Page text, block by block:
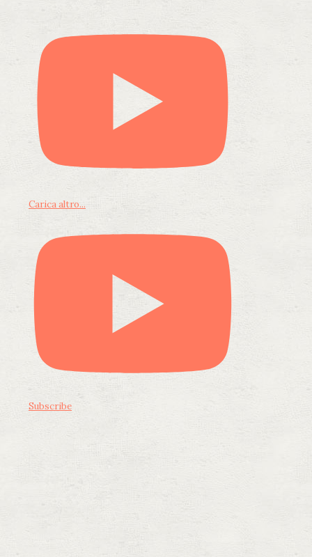
Carica altro...
Subscribe